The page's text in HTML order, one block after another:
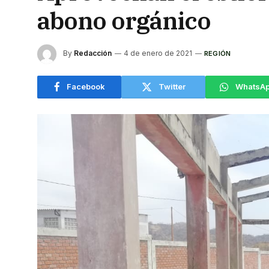
abono orgánico
By Redacción 4 de enero de 2021 REGIÓN
Facebook Twitter